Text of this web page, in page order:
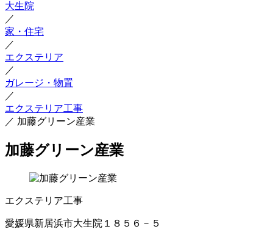
大生院
／
家・住宅
／
エクステリア
／
ガレージ・物置
／
エクステリア工事
／ 加藤グリーン産業
加藤グリーン産業
エクステリア工事
愛媛県新居浜市大生院１８５６－５